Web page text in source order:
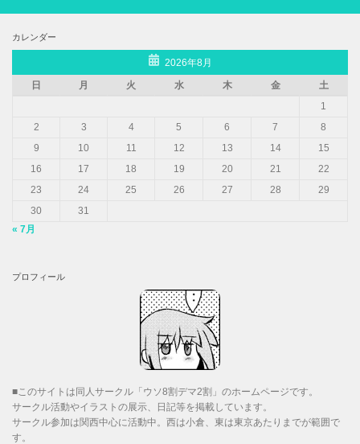
カレンダー
2026年8月
日
月 火 水 木 金
土
1
2
3 4 5 6 7
8
9
10 11 12 13 14
15
16
17 18 19 20 21
22
23
24 25 26 27 28
29
30
31
« 7月
プロフィール
■このサイトは同人サークル「ウソ8割デマ2割」のホームページです。
サークル活動やイラストの展示、日記等を掲載しています。
サークル参加は関西中心に活動中。西は小倉、東は東京あたりまでが範囲で
す。